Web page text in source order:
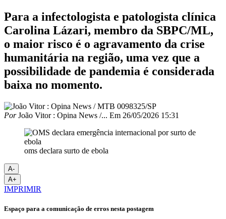
Para a infectologista e patologista clínica
Carolina Lázari, membro da SBPC/ML,
o maior risco é o agravamento da crise
humanitária na região, uma vez que a
possibilidade de pandemia é considerada
baixa no momento.
PorJoão Vitor : Opina News /... Em 26/05/2026 15:31
oms declara surto de ebola
A-
A+
IMPRIMIR
Espaço para a comunicação de erros nesta postagem